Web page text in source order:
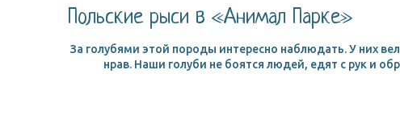
Польские рыси в «Анимал Парке»
За голубями этой породы интересно наблюдать. У них
нрав. Наши голуби не боятся людей, едят с рук и